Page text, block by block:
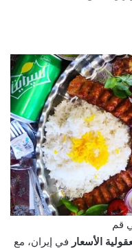
قم
الأسعار في إيران، مع